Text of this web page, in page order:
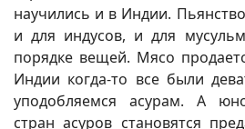
научились и в Индии.
и для индусов, и для
порядке вещей. Мясо
Индии когда-то все были
уподобляемся асурам. А
стран асуров становятся